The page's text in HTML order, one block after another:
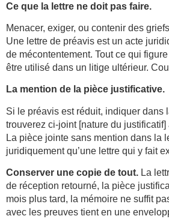
Ce que la lettre ne doit pas faire.
Menacer, exiger, ou contenir des
Une lettre de préavis est un acte
de mécontentement. Tout ce qui
être utilisé dans un litige ultérieur.
La mention de la pièce justificative.
Si le préavis est réduit, indiquer dans
trouverez ci-joint [nature du justificatif]
La pièce jointe sans mention dans la
juridiquement qu’une lettre qui y fait
Conserver une copie de tout. La
de réception retourné, la pièce
mois plus tard, la mémoire ne suffit
avec les preuves tient en une